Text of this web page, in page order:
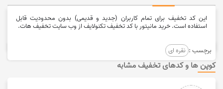
این کد تخفیف برای تمام کاربران (جدید و قدیمی) بدون محدودیت قابل
استفاده است. خرید مانیتور با کد تخفیف تکنولایف از وب سایت تخفیف هات.
برچسب : نقره ای
کوپن ها و کدهای تخفیف مشابه